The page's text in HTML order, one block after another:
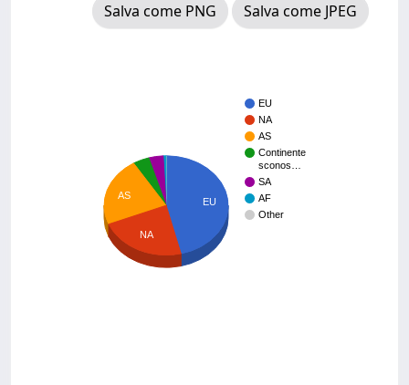
Salva come PNG
Salva come JPEG
EU
NA
AS
Continente
sconos…
SA
AF
Other
EU
AS
NA